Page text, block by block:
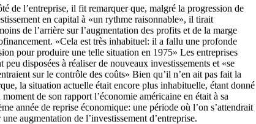
de l’entreprise, il fit remarquer que, malgré la progression de
en capital à «un rythme raisonnable», il tirait
de l’arrière sur l’augmentation des profits et de la marge
«Cela est très inhabituel: il a fallu une profonde
pour produire une telle situation en 1975» Les entreprises
peu disposées à réaliser de nouveaux investissements et «se
sur le contrôle des coûts» Bien qu’il n’en ait pas fait la
la situation actuelle était encore plus inhabituelle, étant donné
moment de son rapport l’économie américaine en était à sa
année de reprise économique: une période où l’on s’attendrait
augmentation de l’investissement d’entreprise.